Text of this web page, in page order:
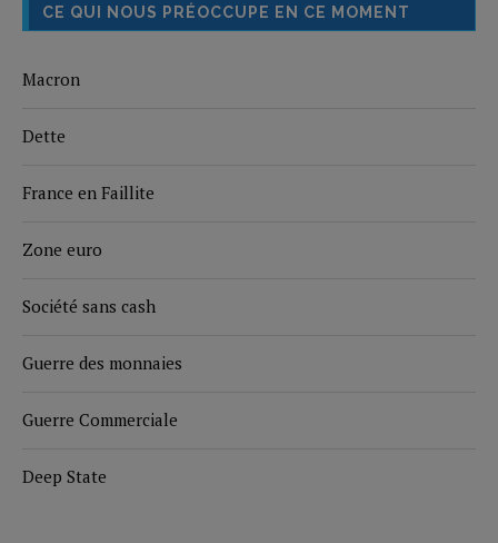
CE QUI NOUS PRÉOCCUPE EN CE MOMENT
Macron
Dette
France en Faillite
Zone euro
Société sans cash
Guerre des monnaies
Guerre Commerciale
Deep State